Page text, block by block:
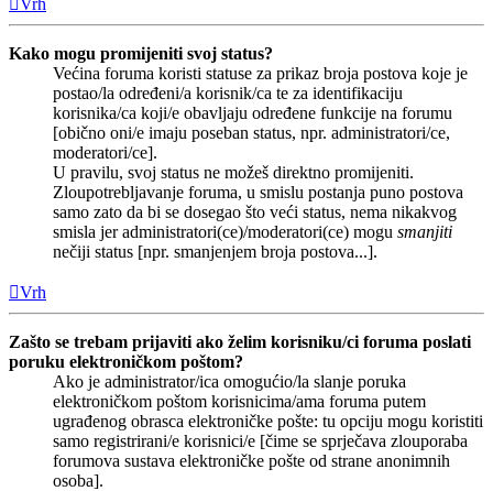
Kako mogu promijeniti svoj status?
Većina foruma koristi statuse za prikaz broja postova koje je
postao/la određeni/a korisnik/ca te za identifikaciju
korisnika/ca koji/e obavljaju određene funkcije na forumu
[obično oni/e imaju poseban status, npr. administratori/ce,
moderatori/ce].
U pravilu, svoj status ne možeš direktno promijeniti.
Zloupotrebljavanje foruma, u smislu postanja puno postova
samo zato da bi se dosegao što veći status, nema nikakvog
smisla jer administratori(ce)/moderatori(ce) mogu smanjiti
nečiji status [npr. smanjenjem broja postova...].
Vrh
Zašto se trebam prijaviti ako želim korisniku/ci foruma poslati
poruku elektroničkom poštom?
Ako je administrator/ica omogućio/la slanje poruka
elektroničkom poštom korisnicima/ama foruma putem
ugrađenog obrasca elektroničke pošte: tu opciju mogu koristiti
samo registrirani/e korisnici/e [čime se sprječava zlouporaba
forumova sustava elektroničke pošte od strane anonimnih
osoba].